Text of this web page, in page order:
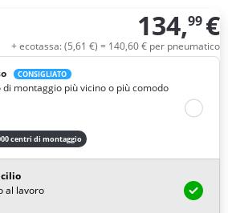
134,99 €
+ ecotassa: (5,61 €) = 140,60€ per pneumatico
CONSIGLIATO
montaggio più vicino o più comodo
centri di montaggio
al lavoro